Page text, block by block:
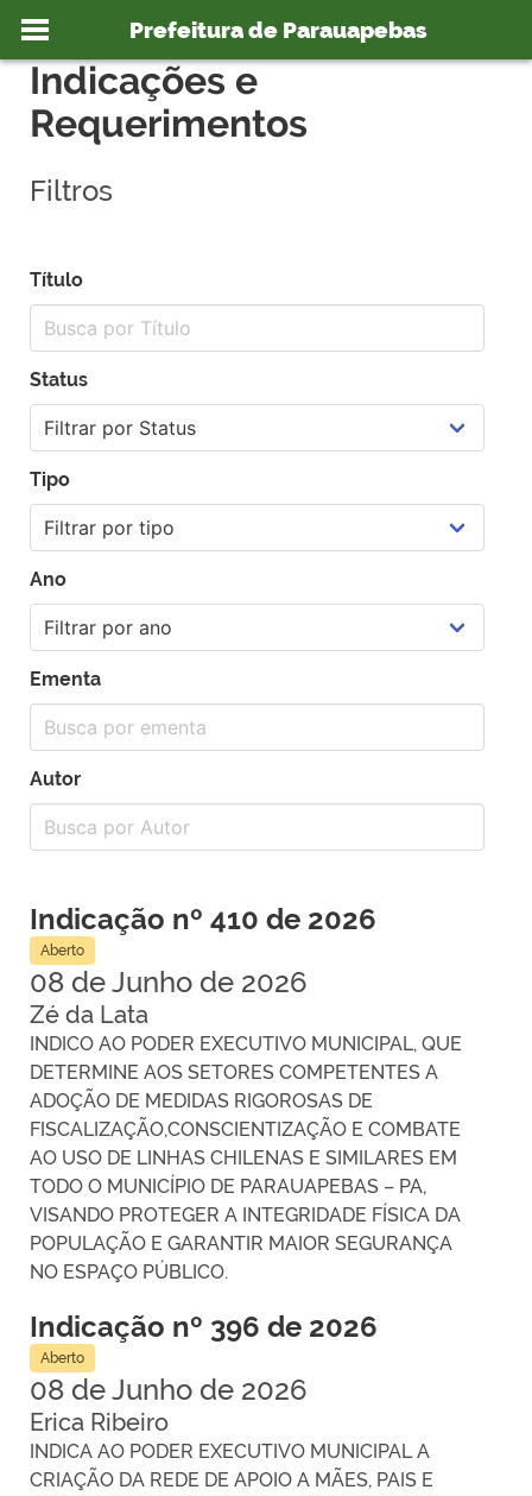
Prefeitura de Parauapebas
portal
Você está aqui:
Indicações e Requerimentos
Indicações e
Requerimentos
Filtros
Título
Status
Tipo
Ano
Ementa
Autor
Indicação nº 410 de 2026
Aberto
08 de Junho de 2026
Zé da Lata
INDICO AO PODER EXECUTIVO MUNICIPAL, QUE
DETERMINE AOS SETORES COMPETENTES A
ADOÇÃO DE MEDIDAS RIGOROSAS DE
FISCALIZAÇÃO,CONSCIENTIZAÇÃO E COMBATE
AO USO DE LINHAS CHILENAS E SIMILARES EM
TODO O MUNICÍPIO DE PARAUAPEBAS – PA,
VISANDO PROTEGER A INTEGRIDADE FÍSICA DA
POPULAÇÃO E GARANTIR MAIOR SEGURANÇA
NO ESPAÇO PÚBLICO.
Indicação nº 396 de 2026
Aberto
08 de Junho de 2026
Erica Ribeiro
INDICA AO PODER EXECUTIVO MUNICIPAL A
CRIAÇÃO DA REDE DE APOIO A MÃES, PAIS E